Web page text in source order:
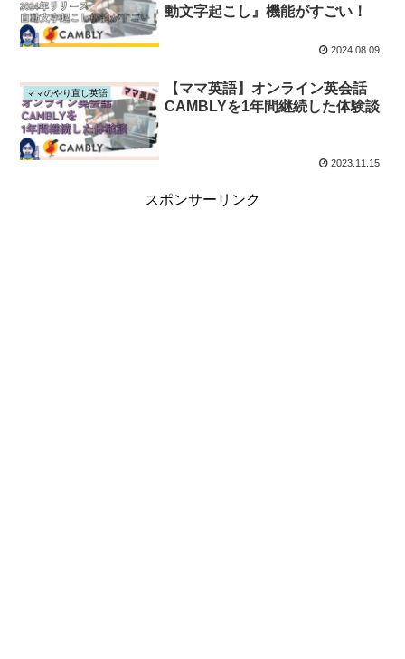
動文字起こし』機能がすごい！
2024.08.09
ママのやり直し英語
【ママ英語】オンライン英会話
CAMBLYを1年間継続した体験談
2023.11.15
スポンサーリンク